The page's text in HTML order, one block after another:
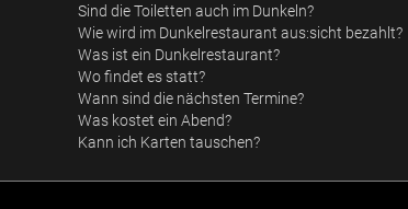
Sind die Toiletten auch im Dunkeln?
Wie wird im Dunkelrestaurant aus:sicht bezahlt?
Was ist ein Dunkelrestaurant?
Wo findet es statt?
Wann sind die nächsten Termine?
Was kostet ein Abend?
Kann ich Karten tauschen?